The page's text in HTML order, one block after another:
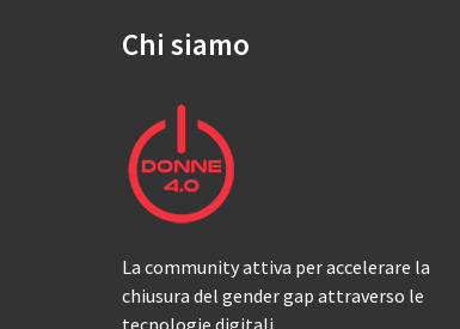
Chi siamo
La community attiva per accelerare la
chiusura del gender gap attraverso le